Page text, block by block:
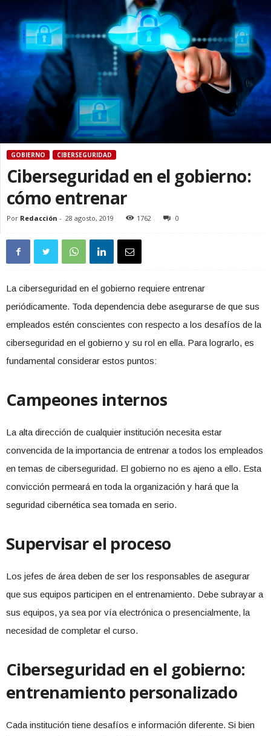
GOBIERNO CIBERSEGURIDAD
Ciberseguridad en el gobierno:
cómo entrenar
Por Redacción - 28 agosto, 2019 1762 0
La ciberseguridad en el gobierno requiere entrenar
periódicamente. Toda dependencia debe asegurarse de que sus
empleados estén conscientes con respecto a los desafíos de la
ciberseguridad en el gobierno y su rol en ella. Para lograrlo, es
fundamental considerar estos puntos:
Campeones internos
La alta dirección de cualquier institución necesita estar
convencida de la importancia de entrenar a todos los empleados
en temas de ciberseguridad. El gobierno no es ajeno a ello. Esta
convicción permeará en toda la organización y hará que la
seguridad cibernética sea tomada en serio.
Supervisar el proceso
Los jefes de área deben de ser los responsables de asegurar
que sus equipos participen en el entrenamiento. Debe subrayar a
sus equipos, ya sea por vía electrónica o presencialmente, la
necesidad de completar el curso.
Ciberseguridad en el gobierno:
entrenamiento personalizado
Cada institución tiene desafíos e información diferente. Si bien